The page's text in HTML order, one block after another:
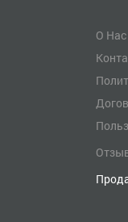
О Нас